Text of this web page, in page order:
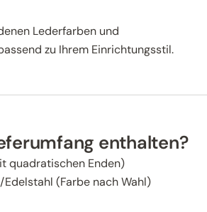
Lederfarben und
zu Ihrem Einrichtungsstil.
enthalten?
quadratischen Enden)
Edelstahl (Farbe nach Wahl)